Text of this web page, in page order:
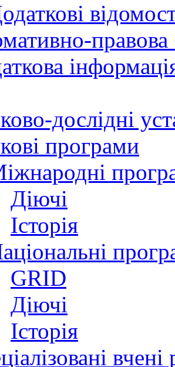
правова
дослідні
програми
Діючі
Історія
GRID
Діючі
Історія
вчені